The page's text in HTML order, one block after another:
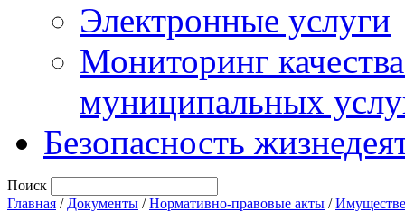
Электронные услуги
Мониторинг
муниципальных
Безопасность
Поиск
Главная / Документы /Нормативно-правовые акты /